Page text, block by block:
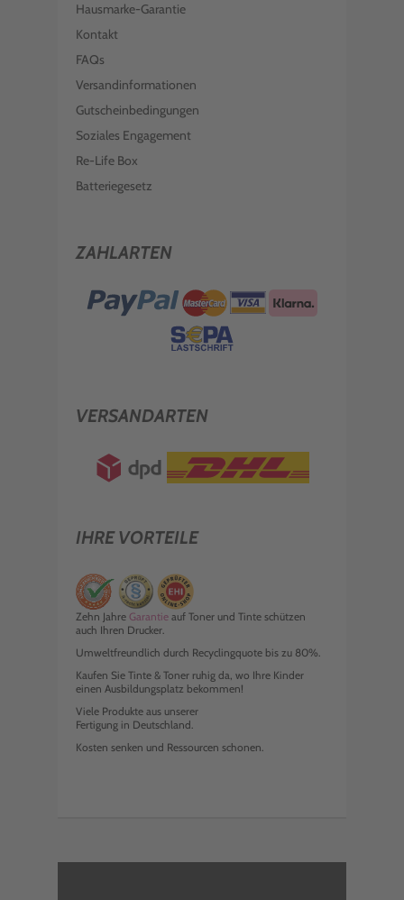
Hausmarke-Garantie
Kontakt
FAQs
Versandinformationen
Gutscheinbedingungen
Soziales Engagement
Re-Life Box
Batteriegesetz
ZAHLARTEN
VERSANDARTEN
IHRE VORTEILE
Zehn Jahre Garantie auf Toner und Tinte schützen
auch Ihren Drucker.
Umweltfreundlich durch Recyclingquote bis zu 80%.
Kaufen Sie Tinte & Toner ruhig da, wo Ihre Kinder
einen Ausbildungsplatz bekommen!
Viele Produkte aus unserer
Fertigung in Deutschland.
Kosten senken und Ressourcen schonen.